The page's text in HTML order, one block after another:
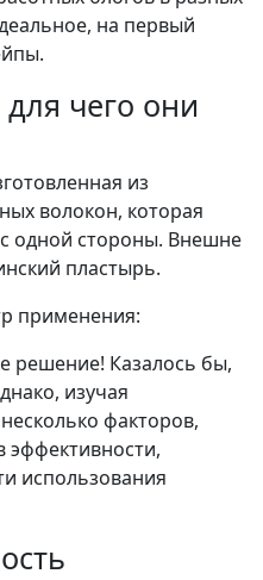
на первый
чего они
из
волокон, которая
одной стороны. Внешне
пластырь.
применения:
решение! Казалось бы,
изучая
факторов,
эффективности,
использования